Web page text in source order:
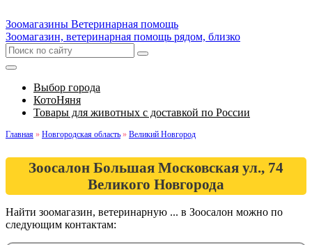
Зоомагазины Ветеринарная помощь
Зоомагазин, ветеринарная помощь рядом, близко
Выбор города
КотоНяня
Товары для животных с доставкой по России
Главная » Новгородская область » Великий Новгород
Зоосалон Большая Московская ул., 74
Великого Новгорода
Найти зоомагазин, ветеринарную ... в Зоосалон можно по
следующим контактам: